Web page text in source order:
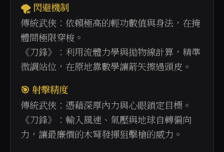
🌪️ 閃避機制
傳統武俠：依賴極高的輕功數值與身法，在掩
體間極限穿梭。
《刀鋒》：利用流體力學與拋物線計算，精準
微調站位，在原地靠數學讓箭矢擦過頭皮。
🎯 射擊精度
傳統武俠：憑藉深厚內力與心眼鎖定目標。
《刀鋒》：輸入風速、氣壓與地球自轉偏向
力，讓最廉價的木弩發揮狙擊槍的威力。